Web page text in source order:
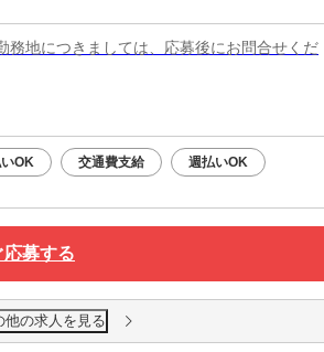
地につきましては、応募後にお問合せくだ
いOK 交通費支給 週払いOK
応募する
他の求人を見る